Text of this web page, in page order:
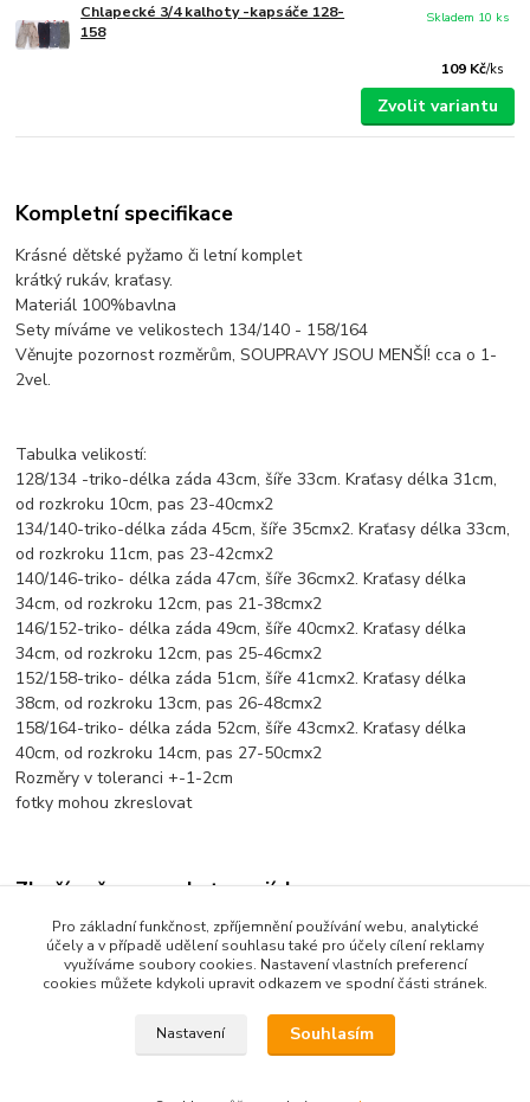
Chlapecké 3/4 kalhoty -kapsáče 128-
158
109 Kč/ks
Skladem 10 ks
Zvolit variantu
Kompletní specifikace
Krásné dětské pyžamo či letní komplet
krátký rukáv, kraťasy.
Materiál 100%bavlna
Sety míváme ve velikostech 134/140 - 158/164
Věnujte pozornost rozměrům, SOUPRAVY JSOU MENŠÍ! cca o 1-
2vel.
Tabulka velikostí:
128/134 -triko-délka záda 43cm, šíře 33cm. Kraťasy délka 31cm,
od rozkroku 10cm, pas 23-40cmx2
134/140-triko-délka záda 45cm, šíře 35cmx2. Kraťasy délka 33cm,
od rozkroku 11cm, pas 23-42cmx2
140/146-triko- délka záda 47cm, šíře 36cmx2. Kraťasy délka
34cm, od rozkroku 12cm, pas 21-38cmx2
146/152-triko- délka záda 49cm, šíře 40cmx2. Kraťasy délka
34cm, od rozkroku 12cm, pas 25-46cmx2
152/158-triko- délka záda 51cm, šíře 41cmx2. Kraťasy délka
38cm, od rozkroku 13cm, pas 26-48cmx2
158/164-triko- délka záda 52cm, šíře 43cmx2. Kraťasy délka
40cm, od rozkroku 14cm, pas 27-50cmx2
Rozměry v toleranci +-1-2cm
fotky mohou zkreslovat
Zboží zařazeno v kategoriích
Dětské oblečení
Komplety, soupravy
Pro základní funkčnost, zpříjemnění používání webu, analytické
účely a v případě udělení souhlasu také pro účely cílení reklamy
využíváme soubory cookies. Nastavení vlastních preferencí
cookies můžete kdykoli upravit odkazem ve spodní části stránek.
Nastavení Souhlasím